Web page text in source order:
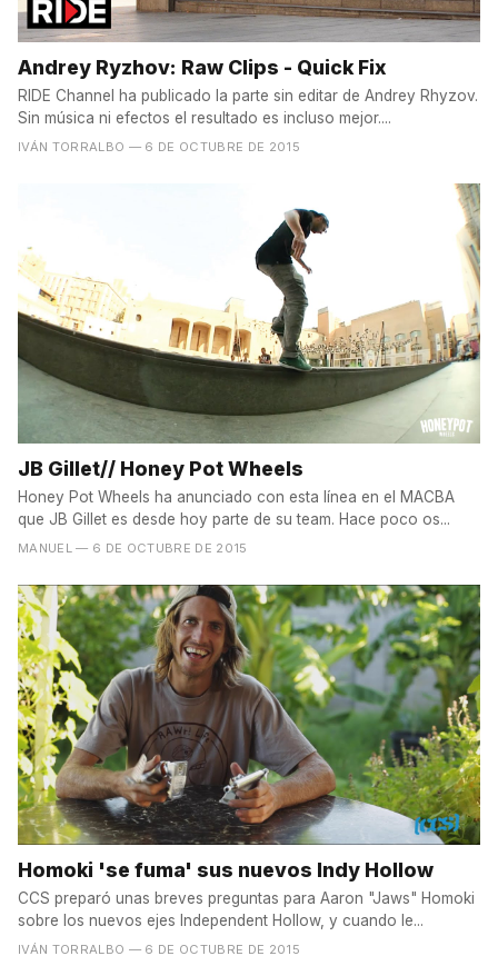
Andrey Ryzhov: Raw Clips - Quick Fix
RIDE Channel ha publicado la parte sin editar de Andrey Rhyzov.
Sin música ni efectos el resultado es incluso mejor....
IVÁN TORRALBO — 6 DE OCTUBRE DE 2015
JB Gillet// Honey Pot Wheels
Honey Pot Wheels ha anunciado con esta línea en el MACBA
que JB Gillet es desde hoy parte de su team. Hace poco os...
MANUEL — 6 DE OCTUBRE DE 2015
Homoki 'se fuma' sus nuevos Indy Hollow
CCS preparó unas breves preguntas para Aaron "Jaws" Homoki
sobre los nuevos ejes Independent Hollow, y cuando le...
IVÁN TORRALBO — 6 DE OCTUBRE DE 2015